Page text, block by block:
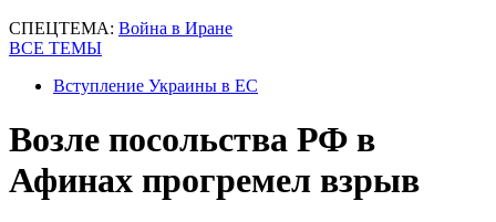
СПЕЦТЕМА: Война в Иране
ВСЕ ТЕМЫ
Вступление Украины в ЕС
Возле посольства РФ в
Афинах прогремел взрыв